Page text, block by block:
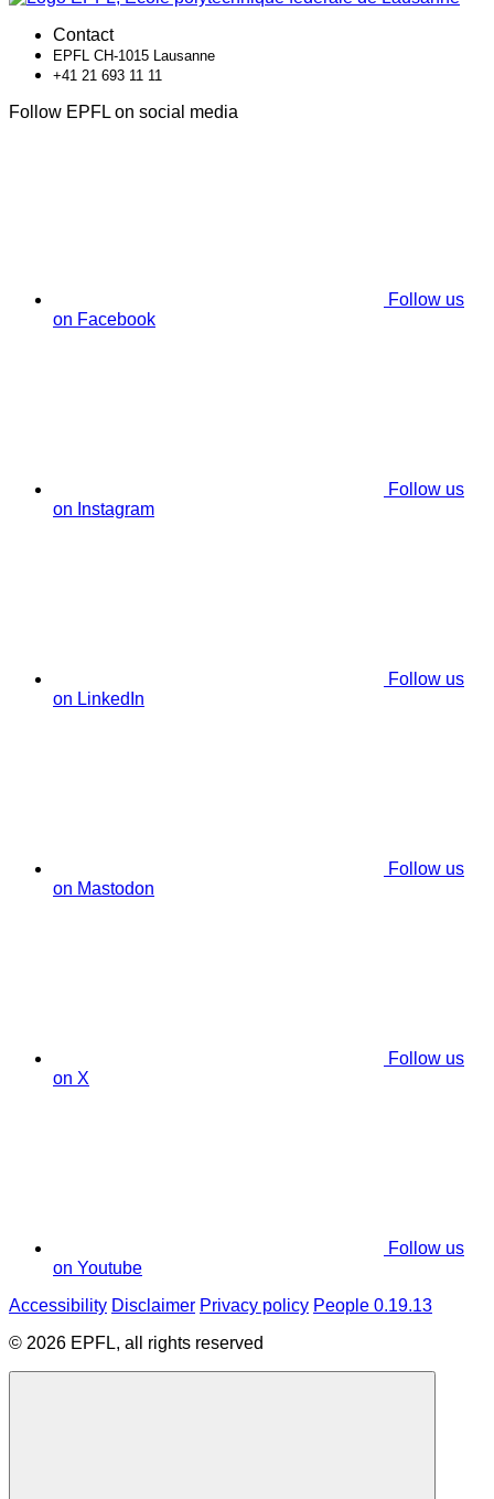
Contact
EPFL CH-1015 Lausanne
+41 21 693 11 11
Follow EPFL on social media
Follow us
on Facebook
Follow us
on Instagram
Follow us
on LinkedIn
Follow us
on Mastodon
Follow us
on X
Follow us
on Youtube
Accessibility Disclaimer Privacy policy People 0.19.13
© 2026 EPFL, all rights reserved